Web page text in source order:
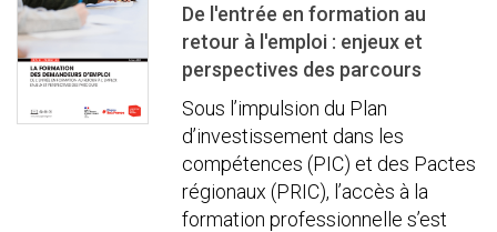
De l'entrée en formation au
retour à l'emploi : enjeux et
perspectives des parcours
Sous l’impulsion du Plan
d’investissement dans les
compétences (PIC) et des Pactes
régionaux (PRIC), l’accès à la
formation professionnelle s’est